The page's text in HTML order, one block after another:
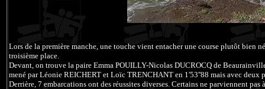
Lors de la première manche, une touche vient entacher une course plutôt bien
troisième place.
Devant, on trouve la paire Emma POUILLY-Nicolas DUCROCQ de
mené par Léonie REICHERT et Loïc TRENCHANT en 1'53''88 mais avec deux
Derrière, 7 embarcations ont des réussites diverses. Certains ne parviennent